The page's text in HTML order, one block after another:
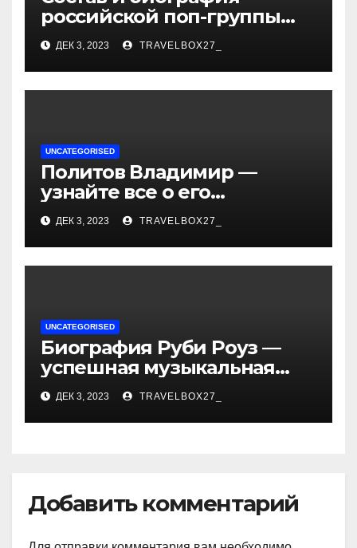
российской поп-группы
«Иванушки интернешнл»
— история успеха, музыка
и судьбы участников
ДЕК 3, 2023 TRAVELBOX27_
UNCATEGORISED
Политов Владимир —
узнайте все о его
биографии, возрасте и
впечатляющих
достижениях!
ДЕК 3, 2023 TRAVELBOX27_
UNCATEGORISED
Биография Руби Роуз —
успешная музыкальная
карьера, личная жизнь и
знаковые достижения
ДЕК 3, 2023 TRAVELBOX27_
Добавить комментарий